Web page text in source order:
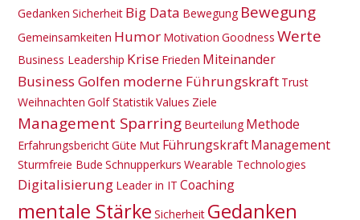
Gedanken Sicherheit Big Data Bewegung Bewegung
Gemeinsamkeiten Humor Motivation Goodness Werte
Business Leadership Krise Frieden Miteinander
Business Golfen moderne Führungskraft Trust
Weihnachten Golf StatistikValues Ziele
Management Sparring Beurteilung Methode
ErfahrungsberichtGüte Mut FührungskraftManagement
Sturmfreie Bude Schnupperkurs Wearable Technologies
Digitalisierung Leader in IT Coaching
mentale Stärke Sicherheit Gedanken